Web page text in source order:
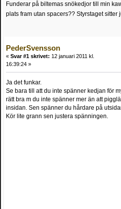
Funderar på biltemas snökedjor till min
plats fram utan spacers?? Styrstaget sitter
PederSvensson
« Svar #1 skrivet: 12 januari 2011 kl.
16:39:24 »
Ja det funkar.
Se bara till att du inte spänner kedjan för
rätt bra m du inte spänner mer än att
insidan. Sen spänner du hårdare på
Kör lite grann sen justera spänningen.